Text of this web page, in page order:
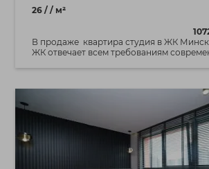
26 / / м²
В продаже квартира студия в ЖК
ЖК отвечает всем требованиям